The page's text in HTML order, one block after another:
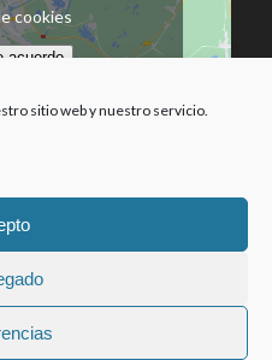
Al continuar con
sitio web y nuestro servicio.
cookies
acuerdo
como Entidad de Utilidad
| 2017-2026 © Copyright -